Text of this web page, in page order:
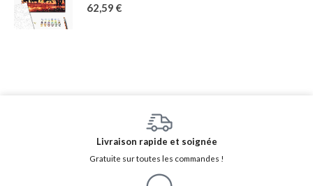
62,59 €
Livraison rapide et soignée
Gratuite sur toutes les commandes !